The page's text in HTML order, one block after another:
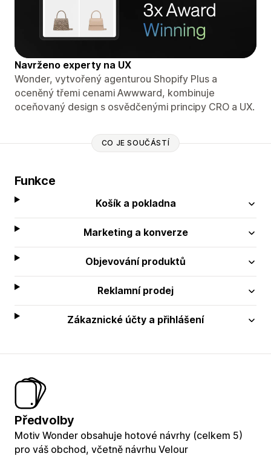
Navrženo experty na UX
Wonder, vytvořený agenturou Shopify Plus a
oceněný třemi cenami Awwward, kombinuje
oceňovaný design s osvědčenými principy CRO a UX.
CO JE SOUČÁSTÍ
Funkce
Košík a pokladna
Marketing a konverze
Objevování produktů
Reklamní prodej
Zákaznické účty a přihlášení
Předvolby
Motiv Wonder obsahuje hotové návrhy (celkem 5)
pro váš obchod, včetně návrhu Velour